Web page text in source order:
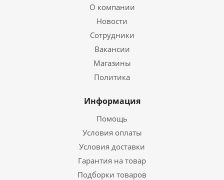
О компании
Новости
Сотрудники
Вакансии
Магазины
Политика
Информация
Помощь
Условия оплаты
Условия доставки
Гарантия на товар
Подборки товаров